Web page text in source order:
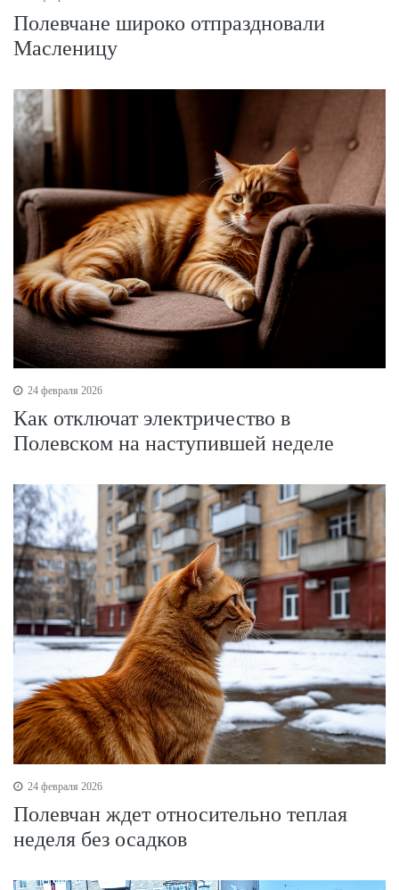
Полевчане широко отпраздновали
Масленицу
24 февраля 2026
Как отключат электричество в
Полевском на наступившей неделе
24 февраля 2026
Полевчан ждет относительно теплая
неделя без осадков